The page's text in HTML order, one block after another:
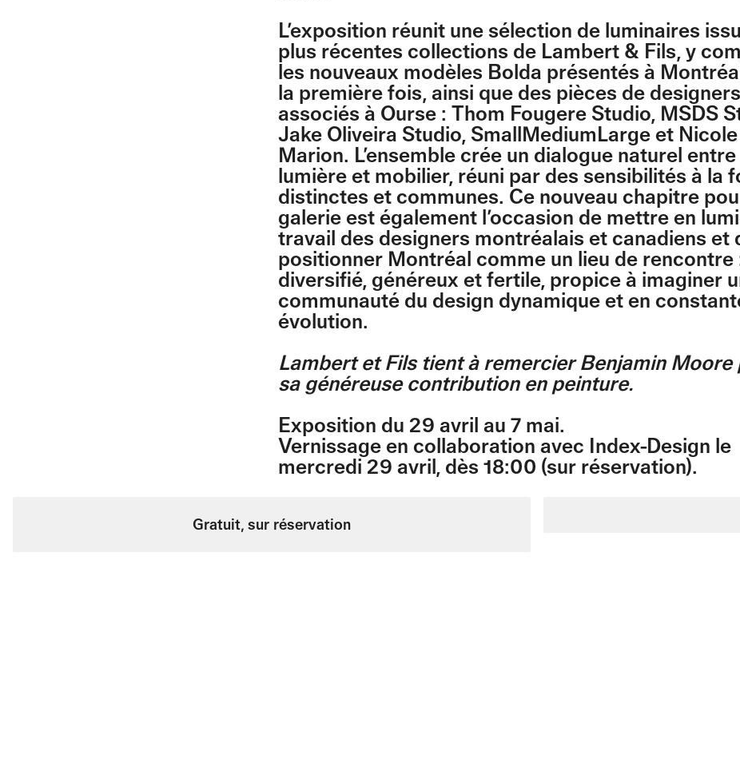
L’exposition réunit une sélection de luminaires
plus récentes collections de Lambert & Fils, y
les nouveaux modèles Bolda présentés à
la première fois, ainsi que des pièces de designers
associés à Ourse : Thom Fougere Studio, MSDS
Jake Oliveira Studio, SmallMediumLarge et Nicole
Marion. L’ensemble crée un dialogue naturel entre
lumière et mobilier, réuni par des sensibilités à la
distinctes et communes. Ce nouveau chapitre
galerie est également l’occasion de mettre en
travail des designers montréalais et canadiens et
positionner Montréal comme un lieu de rencontre
diversifié, généreux et fertile, propice à imaginer
communauté du design dynamique et en
évolution.
Lambert et Fils tient à remercier Benjamin Moore
sa généreuse contribution en peinture.
Exposition du 29 avril au 7 mai.
Vernissage en collaboration avec Index-Design le
mercredi 29 avril, dès 18:00 (sur réservation).
Gratuit, sur réservation